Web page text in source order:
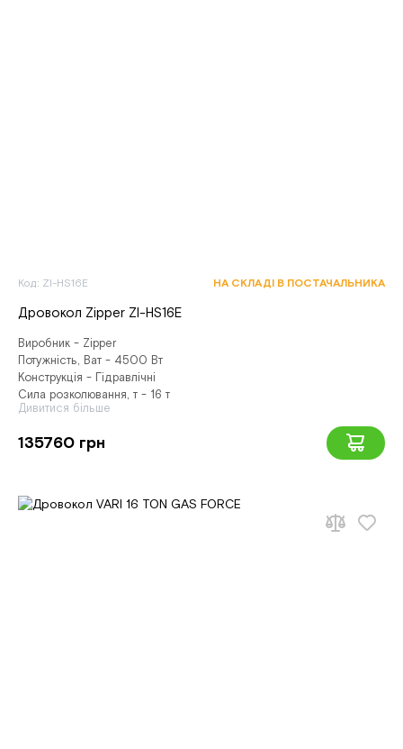
Код: ZI-HS16E НА СКЛАДІ В ПОСТАЧАЛЬНИКА
Дровокол Zipper ZI-HS16E
Виробник - Zipper
Потужність, Ват - 4500 Вт
Конструкція - Гідравлічні
Сила розколювання, т - 16 т
Дивитися більше
135760 грн